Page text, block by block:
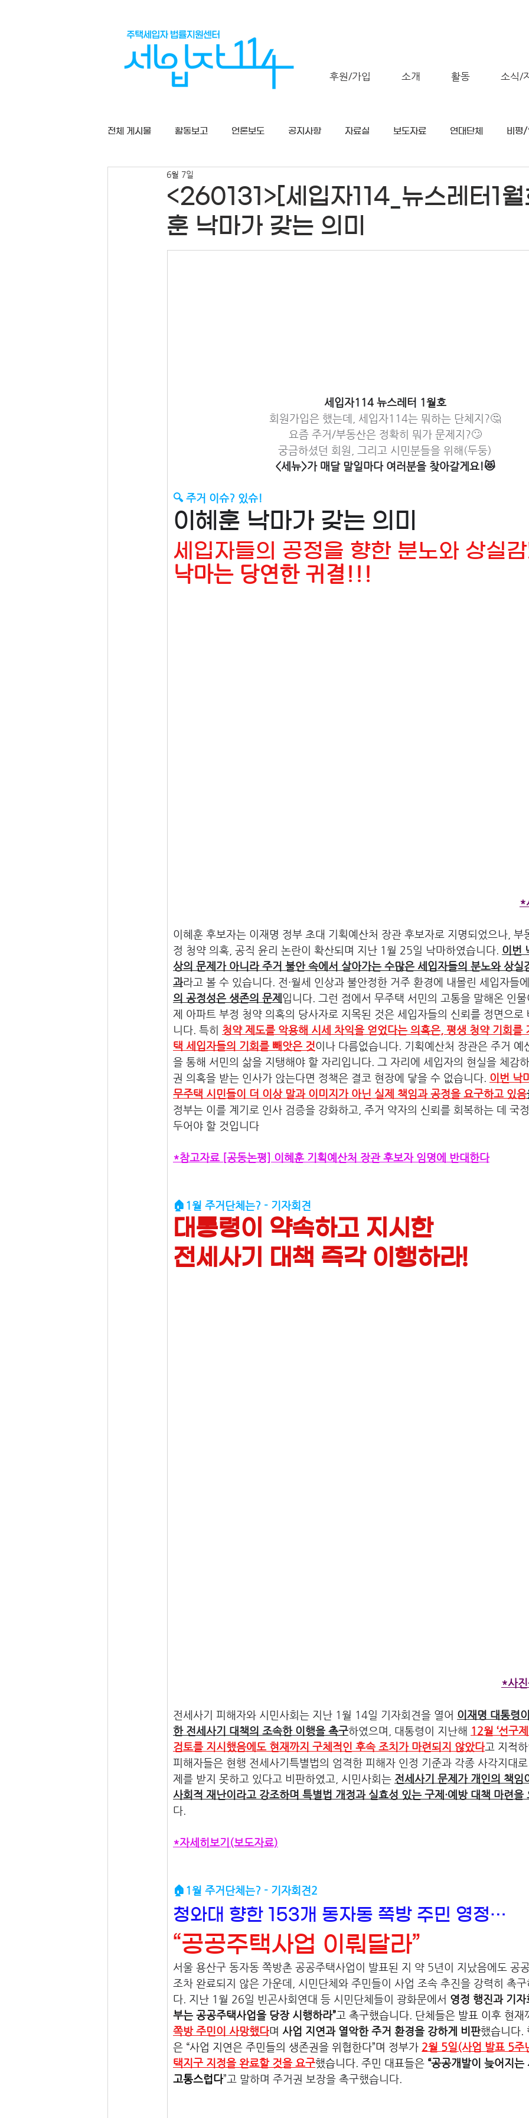
후원/가입 소개 활동 소식/
전체 게시물 활동보고 언론보도 공지사항 자료실 보도자료 연대단체 비평
상담게시판
<260131>[세입자114_뉴스레터1
훈 낙마가 갖는 의미
6월 7일
세입자114 뉴스레터 1월호
회원가입은 했는데, 세입자114는 뭐하는 단체지?🤔
요즘 주거/부동산은 정확히 뭐가 문제지?🙄
궁금하셨던 회원, 그리고 시민분들을 위해(두둥)
<세뉴>가 매달 말일마다 여러분을 찾아갈게요!😻
🔍 주거 이슈? 있슈!
이혜훈 낙마가 갖는 의미
세입자들의 공정을 향한 분노와 상실
낙마는 당연한 귀결!!!
*
이혜훈 후보자는 이재명 정부 초대 기획예산처 장관 후보자로 지명되었으나, 부
정 청약 의혹, 공직 윤리 논란이 확산되며 지난 1월 25일 낙마하였습니다. 이번
상의 문제가 아니라 주거 불안 속에서 살아가는 수많은 세입자들의 분노와 상실
과라고 볼 수 있습니다. 전·월세 인상과 불안정한 거주 환경에 내몰린 세입자들
의 공정성은 생존의 문제 입니다. 그런 점에서 무주택 서민의 고통을 말해온 인
제 아파트 부정 청약 의혹의 당사자로 지목된 것은 세입자들의 신뢰를 정면으로
니다. 특히 청약 제도를 악용해 시세 차익을 얻었다는 의혹은, 평생 청약 기회를
택 세입자들의 기회를 빼앗은 것이나 다름없습니다. 기획예산처 장관은 주거 예
을 통해 서민의 삶을 지탱해야 할 자리입니다. 그 자리에 세입자의 현실을 체감
권 의혹을 받는 인사가 앉는다면 정책은 결코 현장에 닿을 수 없습니다. 이번 낙
무주택 시민들이 더 이상 말과 이미지가 아닌 실제 책임과 공정을 요구하고 있음
정부는 이를 계기로 인사 검증을 강화하고, 주거 약자의 신뢰를 회복하는 데 국
두어야 할 것입니다
*참고자료 [공동논평] 이혜훈 기획예산처 장관 후보자 임명에 반대한다
🏠1월 주거단체는? - 기자회견
대통령이 약속하고 지시한
전세사기 대책 즉각 이행하라!
*사
전세사기 피해자와 시민사회는 지난 1월 14일 기자회견을 열어 이재명 대통령
한 전세사기 대책의 조속한 이행을 촉구하였으며, 대통령이 지난해 12월 ‘선구
검토를 지시했음에도 현재까지 구체적인 후속 조치가 마련되지 않았다고 지적
피해자들은 현행 전세사기특별법의 엄격한 피해자 인정 기준과 각종 사각지대
제를 받지 못하고 있다고 비판하였고, 시민사회는 전세사기 문제가 개인의 책
사회적 재난이라고 강조하며 특별법 개정과 실효성 있는 구제·예방 대책 마련을
다.
*자세히보기(보도자료)
🏠1월 주거단체는? - 기자회견2
청와대 향한 153개 동자동 쪽방 주민 영정…
“공공주택사업 이뤄달라”
서울 용산구 동자동 쪽방촌 공공주택사업이 발표된 지 약 5년이 지났음에도 공
조차 완료되지 않은 가운데, 시민단체와 주민들이 사업 조속 추진을 강력히 촉
다. 지난 1월 26일 빈곤사회연대 등 시민단체들이 광화문에서 영정 행진과 기자
부는 공공주택사업을 당장 시행하라”고 촉구했습니다. 단체들은 발표 이후 현
쪽방 주민이 사망했다며 사업 지연과 열악한 주거 환경을 강하게 비판했습니다.
은 “사업 지연은 주민들의 생존권을 위협한다”며 정부가 2월 5일(사업 발표 5주
택지구 지정을 완료할 것을 요구했습니다. 주민 대표들은 “공공개발이 늦어지
고통스럽다”고 말하며 주거권 보장을 촉구했습니다.